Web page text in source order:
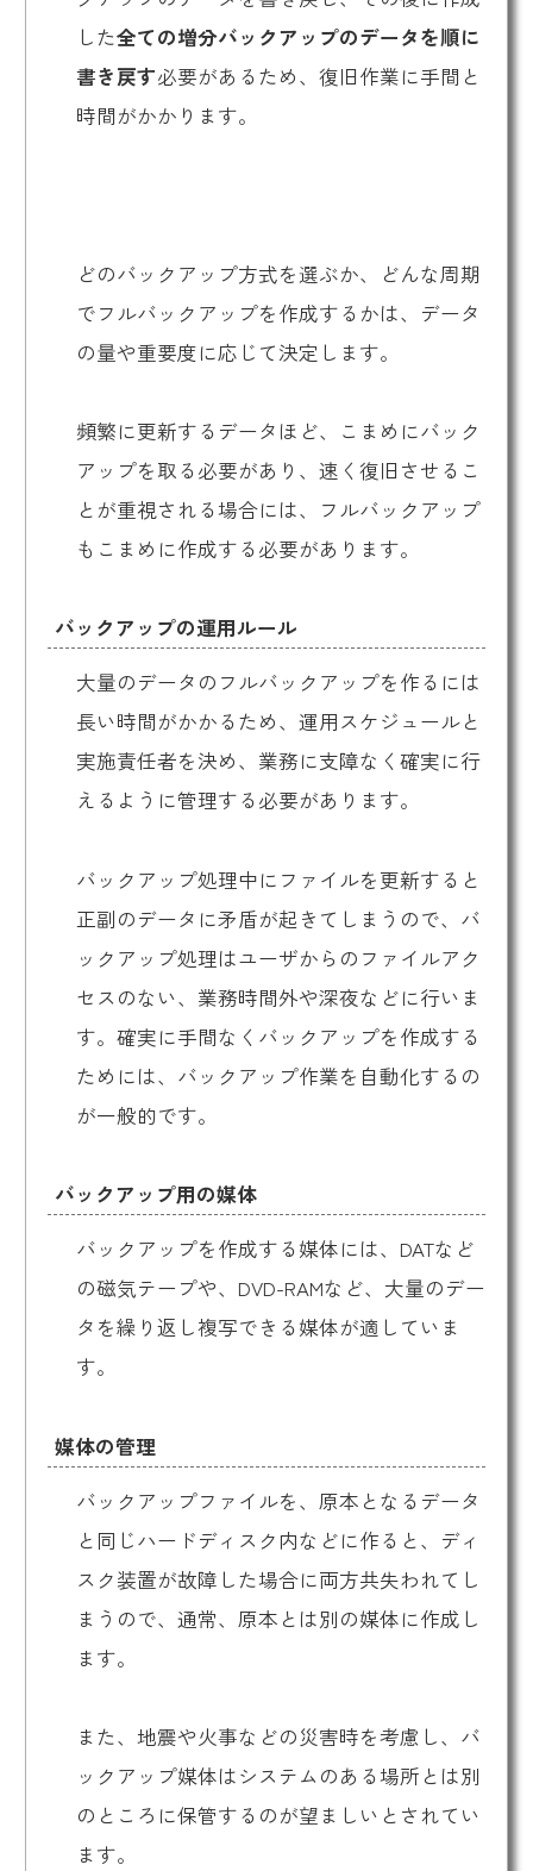
した全ての増分バックアップのデータを順に
書き戻す必要があるため、復旧作業に手間と
時間がかかります。
どのバックアップ方式を選ぶか、どんな周期
でフルバックアップを作成するかは、データ
の量や重要度に応じて決定します。
頻繁に更新するデータほど、こまめにバック
アップを取る必要があり、速く復旧させるこ
とが重視される場合には、フルバックアップ
もこまめに作成する必要があります。
バックアップの運用ルール
大量のデータのフルバックアップを作るには
長い時間がかかるため、運用スケジュールと
実施責任者を決め、業務に支障なく確実に行
えるように管理する必要があります。
バックアップ処理中にファイルを更新すると
正副のデータに矛盾が起きてしまうので、バ
ックアップ処理はユーザからのファイルアク
セスのない、業務時間外や深夜などに行いま
す。確実に手間なくバックアップを作成する
ためには、バックアップ作業を自動化するの
が一般的です。
バックアップ用の媒体
バックアップを作成する媒体には、DATなど
の磁気テープや、DVD-RAMなど、大量のデー
タを繰り返し複写できる媒体が適していま
す。
媒体の管理
バックアップファイルを、原本となるデータ
と同じハードディスク内などに作ると、ディ
スク装置が故障した場合に両方共失われてし
まうので、通常、原本とは別の媒体に作成し
ます。
また、地震や火事などの災害時を考慮し、バ
ックアップ媒体はシステムのある場所とは別
のところに保管するのが望ましいとされてい
ます。